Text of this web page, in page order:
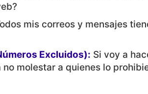
mis correos y mensajes
Excluidos): Si voy a
no molestar a quienes lo